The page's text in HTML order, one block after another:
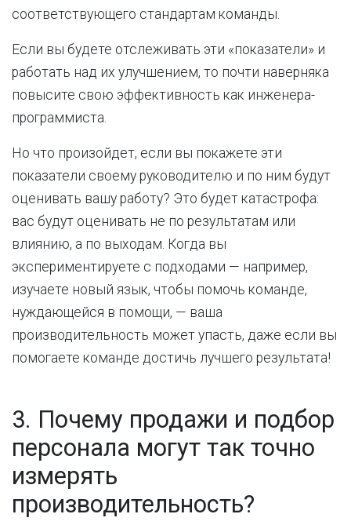
соответствующего стандартам команды.
Если вы будете отслеживать эти «показатели» и
работать над их улучшением, то почти наверняка
повысите свою эффективность как инженера-
программиста.
Но что произойдет, если вы покажете эти
показатели своему руководителю и по ним будут
оценивать вашу работу? Это будет катастрофа:
вас будут оценивать не по результатам или
влиянию, а по выходам. Когда вы
экспериментируете с подходами — например,
изучаете новый язык, чтобы помочь команде,
нуждающейся в помощи, — ваша
производительность может упасть, даже если вы
помогаете команде достичь лучшего результата!
3. Почему продажи и подбор
персонала могут так точно
измерять
производительность?